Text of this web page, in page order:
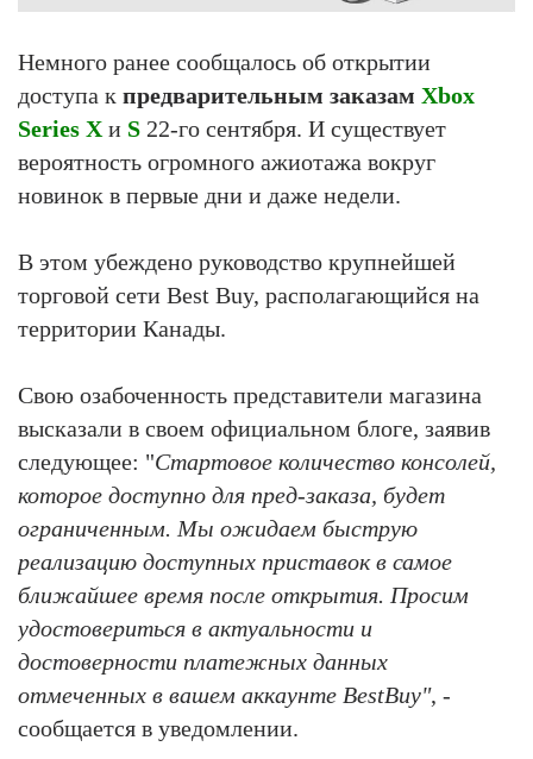
Немного ранее сообщалось об открытии
доступа к предварительным заказам Xbox
Series X и S 22-го сентября. И существует
вероятность огромного ажиотажа вокруг
новинок в первые дни и даже недели.
В этом убеждено руководство крупнейшей
торговой сети Best Buy, располагающийся на
территории Канады.
Свою озабоченность представители магазина
высказали в своем официальном блоге, заявив
следующее: "Стартовое количество консолей,
которое доступно для пред-заказа, будет
ограниченным. Мы ожидаем быструю
реализацию доступных приставок в самое
ближайшее время после открытия. Просим
удостовериться в актуальности и
достоверности платежных данных
отмеченных в вашем аккаунте BestBuy", -
сообщается в уведомлении.